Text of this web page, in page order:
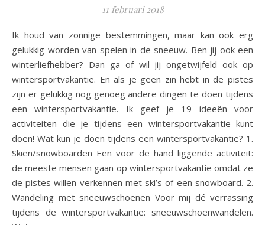
11 februari 2018
Ik houd van zonnige bestemmingen, maar kan ook erg
gelukkig worden van spelen in de sneeuw. Ben jij ook een
winterliefhebber? Dan ga of wil jij ongetwijfeld ook op
wintersportvakantie. En als je geen zin hebt in de pistes
zijn er gelukkig nog genoeg andere dingen te doen tijdens
een wintersportvakantie. Ik geef je 19 ideeën voor
activiteiten die je tijdens een wintersportvakantie kunt
doen! Wat kun je doen tijdens een wintersportvakantie? 1.
Skiën/snowboarden Een voor de hand liggende activiteit:
de meeste mensen gaan op wintersportvakantie omdat ze
de pistes willen verkennen met ski’s of een snowboard. 2.
Wandeling met sneeuwschoenen Voor mij dé verrassing
tijdens de wintersportvakantie: sneeuwschoenwandelen.